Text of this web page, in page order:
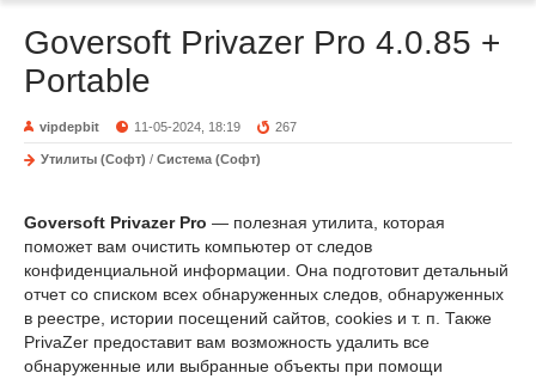
Goversoft Privazer Pro 4.0.85 +
Portable
vipdepbit 11-05-2024, 18:19 267
Утилиты (Софт) / Система (Софт)
Goversoft Privazer Pro — полезная утилита, которая
поможет вам очистить компьютер от следов
конфиденциальной информации. Она подготовит детальный
отчет со списком всех обнаруженных следов, обнаруженных
в реестре, истории посещений сайтов, cookies и т. п. Также
PrivaZer предоставит вам возможность удалить все
обнаруженные или выбранные объекты при помощи